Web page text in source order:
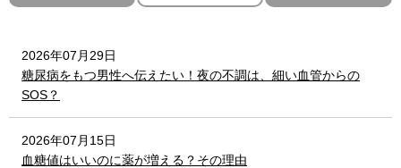
2026年07月29日
糖尿病をもつ男性へ伝えたい！夜の不調は、細い血管からの
SOS？
2026年07月15日
血糖値はいいのに薬が増える？その理由